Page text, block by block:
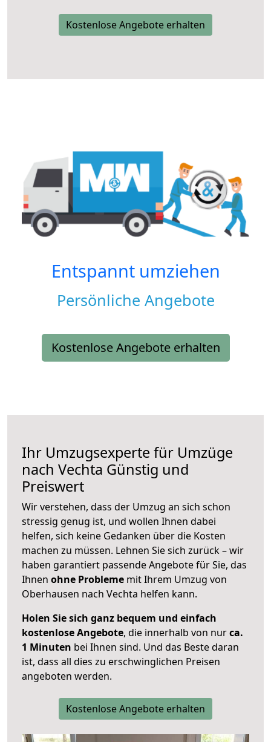
Kostenlose Angebote erhalten
Entspannt umziehen
Persönliche Angebote
Kostenlose Angebote erhalten
Ihr Umzugsexperte für Umzüge
nach Vechta Günstig und
Preiswert
Wir verstehen, dass der Umzug an sich schon
stressig genug ist, und wollen Ihnen dabei
helfen, sich keine Gedanken über die Kosten
machen zu müssen. Lehnen Sie sich zurück – wir
haben garantiert passende Angebote für Sie, das
Ihnen ohne Probleme mit Ihrem Umzug von
Oberhausen nach Vechta helfen kann.
Holen Sie sich ganz bequem und einfach
kostenlose Angebote, die innerhalb von nurca.
1 Minuten bei Ihnen sind. Und das Beste daran
ist, dass all dies zu erschwinglichen Preisen
angeboten werden.
Kostenlose Angebote erhalten